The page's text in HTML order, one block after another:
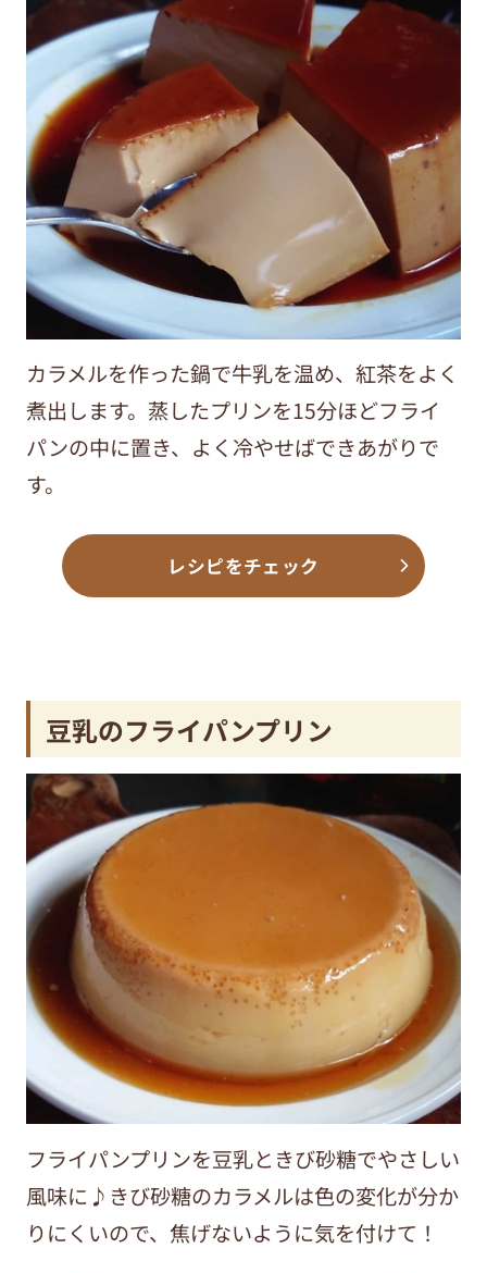
カラメルを作った鍋で牛乳を温め、紅茶をよく
煮出します。蒸したプリンを15分ほどフライ
パンの中に置き、よく冷やせばできあがりで
す。
レシピをチェック
豆乳のフライパンプリン
フライパンプリンを豆乳ときび砂糖でやさしい
風味に♪きび砂糖のカラメルは色の変化が分か
りにくいので、焦げないように気を付けて！